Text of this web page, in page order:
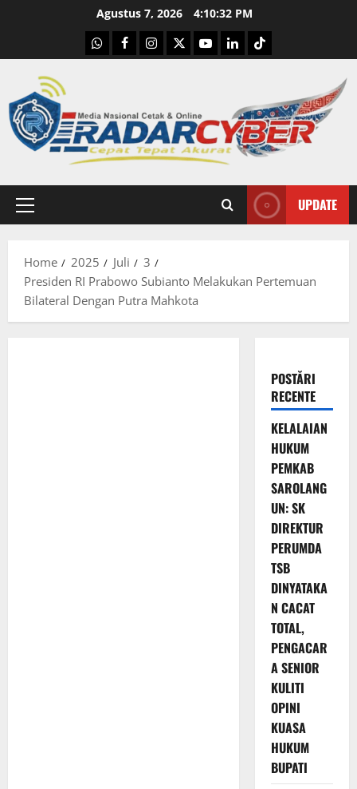
Agustus 7, 2026 4:10:33 PM
WhatsApp
Facebook
Instagram
X YoutubelinkedinTiktok
Primary
UPDATE
Home 2025 Juli
3
Presiden RI Prabowo Subianto Melakukan Pertemuan
Bilateral Dengan Putra Mahkota
POSTĂRI
RECENTE
KELALAIAN
HUKUM
PEMKAB
SAROLANG
UN: SK
DIREKTUR
PERUMDA
TSB
DINYATAKA
N CACAT
TOTAL,
PENGACAR
A SENIOR
KULITI
OPINI
KUASA
HUKUM
BUPATI